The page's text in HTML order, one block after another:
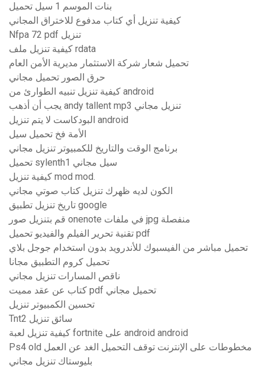
بنات الموسم 1 سيل تحميل
كيفية تنزيل أي كتاب مدفوع للاختراق المجاني
Nfpa 72 pdf تنزيل
كيفية تنزيل ملف rdata
تحميل شعار شركة الاستثمار مديرية الأمن العام
حرق الصور تحميل مجاني
كيفية تنزيل تنبيه الطوارئ من android
يجب أن أذهب andy tallent mp3 تنزيل مجاني
البودكاست لا يتم تنزيل android
الأمة فخ تحميل سيل
برنامج الوقت والتاريخ للكمبيوتر تنزيل مجاني
تحميل sylenth1 سيل مجاني
كيفية تنزيل mod mod.
الكون لديه ظهرك تنزيل كتاب صوتي مجاني
تاريخ تنزيل تطبيق google
قم بتنزيل صور onenote في ملفات jpg منفصلة
تقنية تحرير الفيلم والفيديو تحميل pdf
تحميل مباشر من الفيسبوك للأندرويد بدون استخدام جوجل بلاي
تحميل كروم التطبيق مجانا
ناقص المسارات تنزيل مجاني
كتاب عن عقد مميت pdf تحميل مجاني
تحسين الكمبيوتر تنزيل
Tnt2 سائق تنزيل
كيفية تنزيل لعبة fortnite على android android
Ps4 old مخطوطات على الإنترنت توقف التحميل الغد عن العمل
بليوستاك تنزيل مجاني